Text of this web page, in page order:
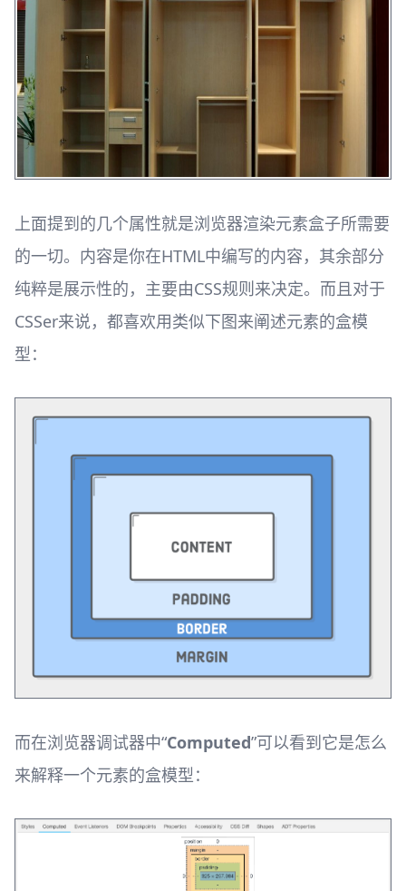
上面提到的几个属性就是浏览器渲染元素盒子所需要
的一切。内容是你在HTML中编写的内容，其余部分
纯粹是展示性的，主要由CSS规则来决定。而且对于
CSSer来说，都喜欢用类似下图来阐述元素的盒模
型：
而在浏览器调试器中“Computed”可以看到它是怎么
来解释一个元素的盒模型：